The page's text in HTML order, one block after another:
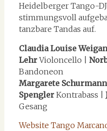
Heidelberger Tango-DJ
stimmungsvoll
tanzbare Tandas auf.
Claudia Louise
LehrVioloncello |
Bandoneon
Margarete
SpenglerKontrabass |
Gesang
Website Tango